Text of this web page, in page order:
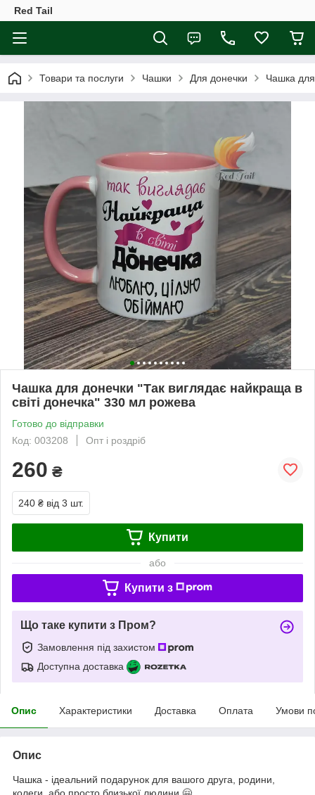
Red Tail
Товари та послуги Чашки Для донечки Чашка для
Чашка для донечки "Так виглядає найкраща в
світі донечка" 330 мл рожева
Готово до відправки
Код: 003208
Опт і роздріб
260 ₴
240 ₴ від 3 шт.
Купити
або
Купити з
Що таке купити з Пром?
Замовлення під захистом
Доступна доставка
Опис Характеристики Доставка Оплата Умови
Опис
Чашка - ідеальний подарунок для вашого друга, родини,
колеги, або просто близької людини.🤗